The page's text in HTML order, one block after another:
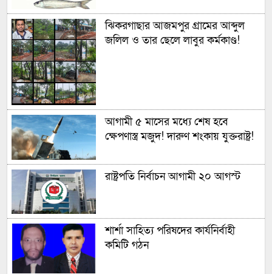
ঝিকরগাছার আজমপুর গ্রামের আব্দুল
জলিল ও তার ছেলে লাবুর কর্মকাণ্ড!
আগামী ৫ মাসের মধ্যে শেষ হবে
ক্ষেপণাস্ত্র মজুদ! দারুণ শংকায় যুক্তরাষ্ট্র!
রাষ্ট্রপতি নির্বাচন আগামী ২০ আগস্ট
শার্শা সাহিত্য পরিষদের কার্যনির্বাহী
কমিটি গঠন